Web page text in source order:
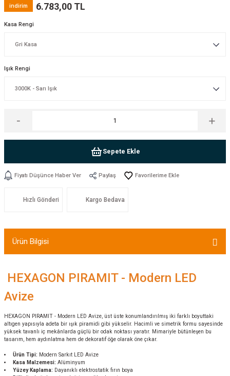
indirim 6.783,00 TL
Kasa Rengi
Işık Rengi
Sepete Ekle
Fiyatı Düşünce Haber Ver Paylaş
Hızlı Gönderi Kargo Bedava
Ürün Bilgisi
HEXAGON PIRAMIT - Modern LED
Avize
HEXAGON PIRAMIT - Modern LED Avize, üst üste konumlandırılmış iki farklı boyuttaki
altıgen yapısıyla adeta bir ışık piramidi gibi yükselir. Hacimli ve simetrik formu sayesinde
yüksek tavanlı iç mekânlarda güçlü bir odak noktası yaratır. Mimariyle bütünleşen bu
tasarım, hem aydınlatma hem de dekoratif öğe olarak öne çıkar.
Ürün Tipi: Modern Sarkıt LED Avize
Kasa Malzemesi: Alüminyum
Yüzey Kaplama: Dayanıklı elektrostatik fırın boya